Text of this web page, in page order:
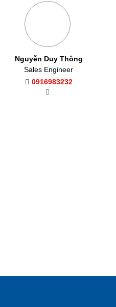
Nguyễn Duy Thông
Sales Engineer
0916983232